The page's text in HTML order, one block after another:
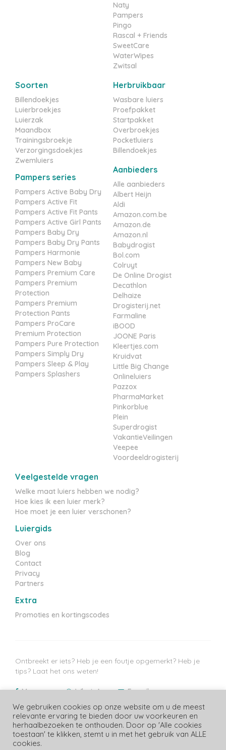
Naty
Pampers
Pingo
Rascal + Friends
SweetCare
WaterWipes
Zwitsal
Soorten
Billendoekjes
Luierbroekjes
Luierzak
Maandbox
Trainingsbroekje
Verzorgingsdoekjes
Zwemluiers
Pampers series
Pampers Active Baby Dry
Pampers Active Fit
Pampers Active Fit Pants
Pampers Active Girl Pants
Pampers Baby Dry
Pampers Baby Dry Pants
Pampers Harmonie
Pampers New Baby
Pampers Premium Care
Pampers Premium
Protection
Pampers Premium
Protection Pants
Pampers ProCare
Premium Protection
Pampers Pure Protection
Pampers Simply Dry
Pampers Sleep & Play
Pampers Splashers
Herbruikbaar
Wasbare luiers
Proefpakket
Startpakket
Overbroekjes
Pocketluiers
Billendoekjes
Aanbieders
Alle aanbieders
Albert Heijn
Aldi
Amazon.com.be
Amazon.de
Amazon.nl
Babydrogist
Bol.com
Colruyt
De Online Drogist
Decathlon
Delhaize
Drogisterij.net
Farmaline
iBOOD
JOONE Paris
Kleertjes.com
Kruidvat
Little Big Change
Onlineluiers
Pazzox
PharmaMarket
Pinkorblue
Plein
Superdrogist
VakantieVeilingen
Veepee
Voordeeldrogisterij
Veelgestelde vragen
Welke maat luiers hebben we nodig?
Hoe kies ik een luier merk?
Hoe moet je een luier verschonen?
Luiergids
Over ons
Blog
Contact
Privacy
Partners
Extra
Promoties en kortingscodes
Ontbreekt er iets? Heb je een foutje opgemerkt? Heb je
tips? Laat het ons weten!
Messenger WhatsApp E-mail
Laatste prijzen update: 09/08/2026
We gebruiken cookies op onze website om u de meest
relevante ervaring te bieden door uw voorkeuren en
herhaalbezoeken te onthouden. Door op 'Alle cookies
toestaan' te klikken, stemt u in met het gebruik van ALLE
cookies.